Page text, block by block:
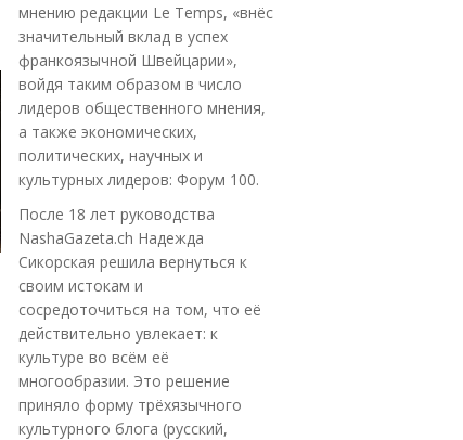
мнению редакции Le Temps, «внёс
значительный вклад в успех
франкоязычной Швейцарии»,
войдя таким образом в число
лидеров общественного мнения,
а также экономических,
политических, научных и
культурных лидеров: Форум 100.
После 18 лет руководства
NashaGazeta.ch Надежда
Сикорская решила вернуться к
своим истокам и
сосредоточиться на том, что её
действительно увлекает: к
культуре во всём её
многообразии. Это решение
приняло форму трёхязычного
культурного блога (русский,